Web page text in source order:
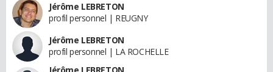
Jérôme LEBRETON
profil personnel | REUGNY
Jérôme LEBRETON
profil personnel | LA ROCHELLE